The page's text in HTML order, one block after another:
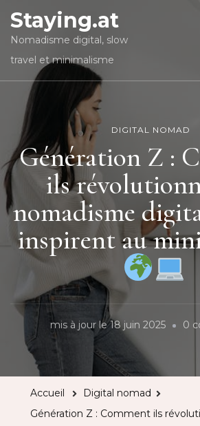
Staying.at
Nomadisme digital, slow
travel et minimalisme
DIGITAL NOMAD
Génération Z :
ils
nomadisme
inspirent au
mis à jour le18 juin 2025 0
Accueil
Digital nomad
Génération Z : Comment ils